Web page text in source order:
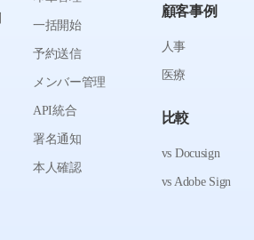
一括開始
予約送信
メンバー管理
API統合
署名通知
本人確認
顧客事例
人事
医療
比較
vs Docusign
vs Adobe Sign